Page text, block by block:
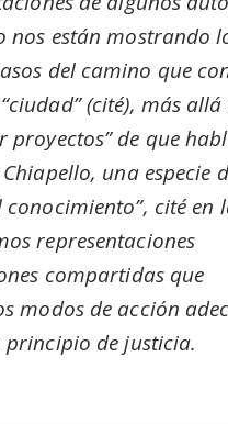
nos están mostrando
del camino que
(cité), más
proyectos” de que
una especie
conocimiento”, cité en
representaciones
compartidas que
modos de acción
principio de justicia.